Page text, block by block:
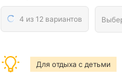
Для отдыха с детьми